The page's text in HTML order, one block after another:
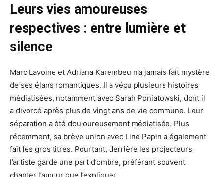
Leurs vies amoureuses
respectives : entre lumière et
silence
Marc Lavoine et Adriana Karembeu n’a jamais fait mystère
de ses élans romantiques. Il a vécu plusieurs histoires
médiatisées, notamment avec Sarah Poniatowski, dont il
a divorcé après plus de vingt ans de vie commune. Leur
séparation a été douloureusement médiatisée. Plus
récemment, sa brève union avec Line Papin a également
fait les gros titres. Pourtant, derrière les projecteurs,
l’artiste garde une part d’ombre, préférant souvent
chanter l’amour que l’expliquer.